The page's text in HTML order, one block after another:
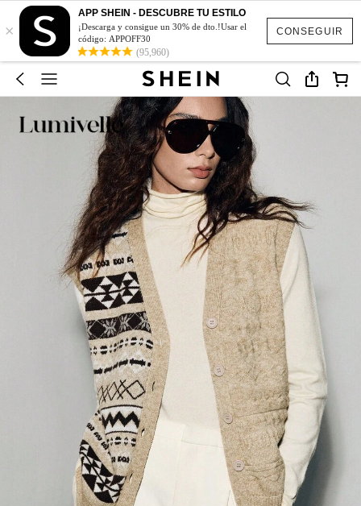
CONSEGUIR
×
APP SHEIN - DESCUBRE TU ESTILO
¡Descarga y consigue un 30% de dto.!Usar el
código: APPOFF30
(95,960)